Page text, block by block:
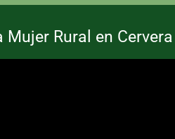
Rural en